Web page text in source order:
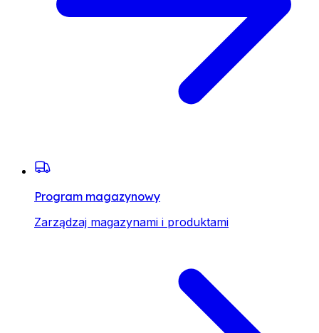
Program magazynowy
Zarządzaj magazynami i produktami